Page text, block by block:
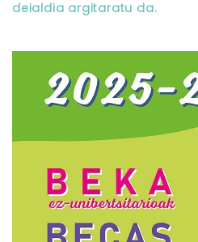
deialdia argitaratu da.